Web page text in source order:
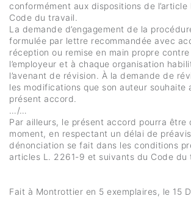
conformément aux dispositions de l’article
Code du travail.
La demande d’engagement de la
formulée par lettre recommandée avec
réception ou remise en main propre
l’employeur et à chaque organisation
l’avenant de révision. À la demande de
les modifications que son auteur souhaite
présent accord.
…/…
Par ailleurs, le présent accord pourra être
moment, en respectant un délai de
dénonciation se fait dans les conditions
articles L. 2261-9 et suivants du Code du
Fait à Montrottier en 5 exemplaires, le 15